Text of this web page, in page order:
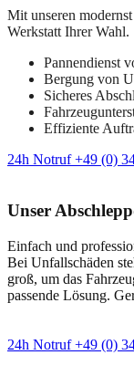
Mit unseren
Werkstatt Ihrer Wahl.
Pannendienst
Bergung von
Sicheres
Effiziente
24h Notruf +49 (0)
Unser
Einfach und
Bei Unfallschäden
groß, um das
passende Lösung.
24h Notruf +49 (0)